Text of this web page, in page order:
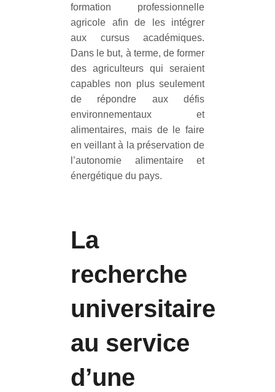
formation professionnelle
agricole afin de les intégrer
aux cursus académiques.
Dans le but, à terme, de former
des agriculteurs qui seraient
capables non plus seulement
de répondre aux défis
environnementaux et
alimentaires, mais de le faire
en veillant à la préservation de
l’autonomie alimentaire et
énergétique du pays.
La
recherche
universitaire
au service
d’une